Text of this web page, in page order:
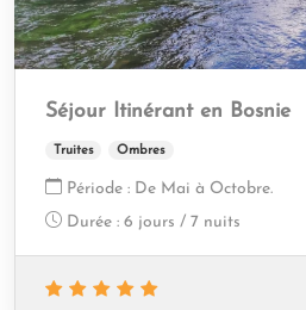
Séjour Itinérant en Bosnie
Truites Ombres
Période : De Mai à Octobre.
Durée : 6 jours / 7 nuits